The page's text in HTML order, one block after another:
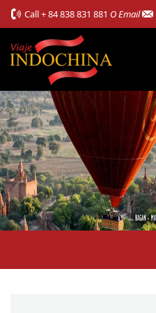
Call+ 84 838 831 881 O Email